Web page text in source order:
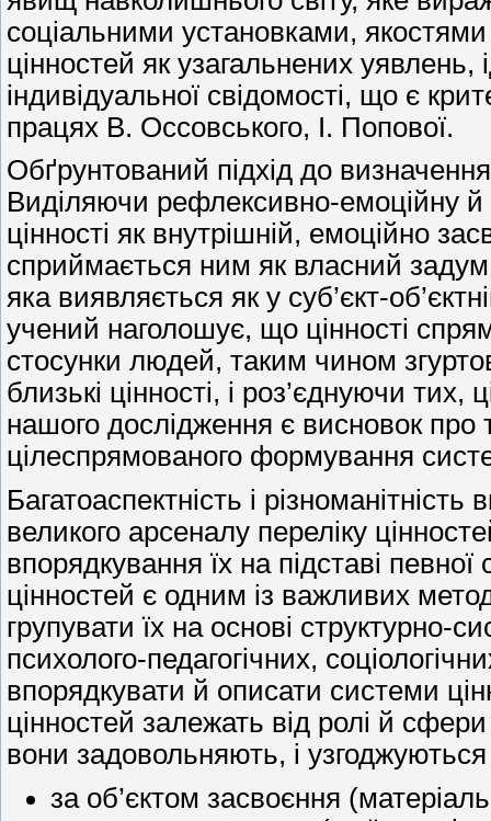
соціальними установками, якостями
цінностей як узагальнених уявлень,
індивідуальної свідомості, що є
працях В. Оссовського, І. Попової.
Обґрунтований підхід до
Виділяючи рефлексивно-емоційну й
цінності як внутрішній, емоційно
сприймається ним як власний
яка виявляється як у суб’єкт-
учений наголошує, що цінності
стосунки людей, таким чином
близькі цінності, і роз’єднуючи
нашого дослідження є висновок
цілеспрямованого формування
Багатоаспектність і
великого арсеналу переліку
впорядкування їх на підставі
цінностей є одним із важливих
групувати їх на основі структурно-
психолого-педагогічних,
впорядкувати й описати системи
цінностей залежать від ролі й
вони задовольняють, і
за об’єктом засвоєння